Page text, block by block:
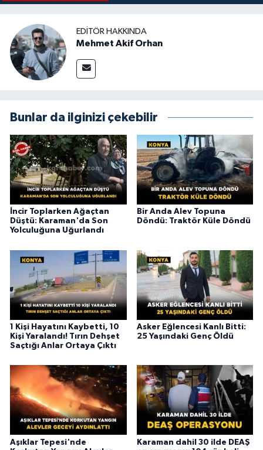
EDITÖR HAKKINDA
Mehmet Akif Orhan
Bunlar da ilginizi çekebilir
İncir Toplarken Ağaçtan
Düştü: Karaman'da Son
Yolculuğuna Uğurlandı
Bir Anda Alev Topuna
Döndü: Traktör Küle Döndü
1 Kişi Hayatını Kaybetti, 10
Kişi Yaralandı! Tırın Dehşet
Saçtığı Anlar Ortaya Çıktı
Asker Eğlencesi Kanlı Bitti:
25 Yaşındaki Genç Öldü
Aşıklar Tepesi'nde
Karaman dahil 30 ilde DEAŞ